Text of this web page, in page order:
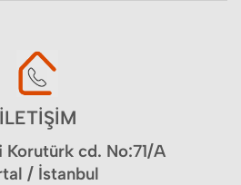
İLETİŞİM
Korutürk cd. No:71/A
/ İstanbul